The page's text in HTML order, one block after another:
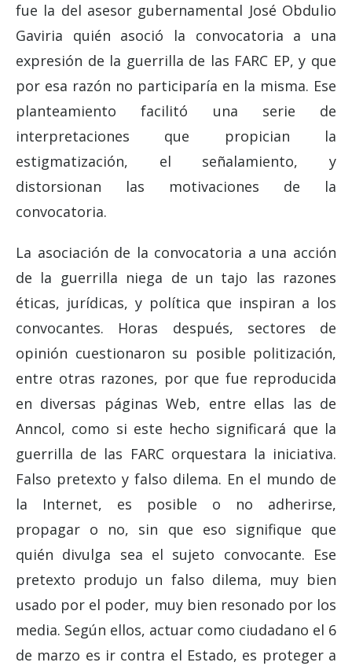
fue la del asesor gubernamental José Obdulio
Gaviria quién asoció la convocatoria a una
expresión de la guerrilla de las FARC EP, y que
por esa razón no participaría en la misma. Ese
planteamiento facilitó una serie de
interpretaciones que propician la
estigmatización, el señalamiento, y
distorsionan las motivaciones de la
convocatoria.
La asociación de la convocatoria a una acción
de la guerrilla niega de un tajo las razones
éticas, jurídicas, y política que inspiran a los
convocantes. Horas después, sectores de
opinión cuestionaron su posible politización,
entre otras razones, por que fue reproducida
en diversas páginas Web, entre ellas las de
Anncol, como si este hecho significará que la
guerrilla de las FARC orquestara la iniciativa.
Falso pretexto y falso dilema. En el mundo de
la Internet, es posible o no adherirse,
propagar o no, sin que eso signifique que
quién divulga sea el sujeto convocante. Ese
pretexto produjo un falso dilema, muy bien
usado por el poder, muy bien resonado por los
media. Según ellos, actuar como ciudadano el 6
de marzo es ir contra el Estado, es proteger a